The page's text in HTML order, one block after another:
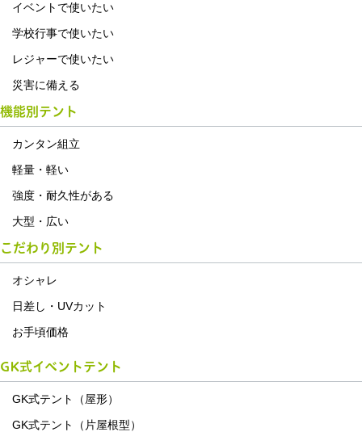
イベントで使いたい
学校行事で使いたい
レジャーで使いたい
災害に備える
機能別テント
カンタン組立
軽量・軽い
強度・耐久性がある
大型・広い
こだわり別テント
オシャレ
日差し・UVカット
お手頃価格
GK式イベントテント
GK式テント（屋形）
GK式テント（片屋根型）